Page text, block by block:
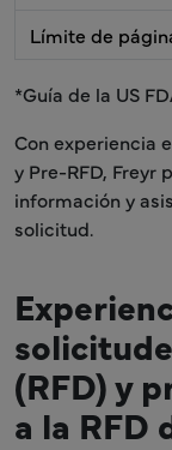
Límite de
*Guía de la US
Con experiencia
y Pre-RFD, Freyr
información y
solicitud.
(RFD) y
a la RFD